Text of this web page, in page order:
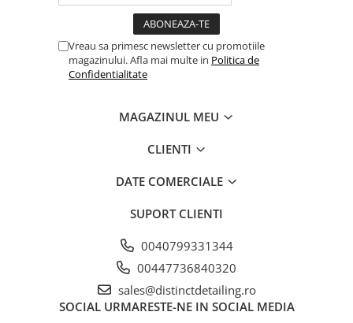
Vreau sa primesc newsletter cu promotiile
magazinului. Afla mai multe in Politica de
Confidentialitate
MAGAZINUL MEU
CLIENTI
DATE COMERCIALE
SUPORT CLIENTI
0040799331344
00447736840320
sales@distinctdetailing.ro
SOCIAL URMARESTE-NE IN SOCIAL MEDIA